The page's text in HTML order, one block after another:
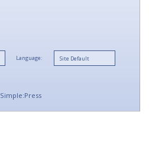
Language:
Simple:Press